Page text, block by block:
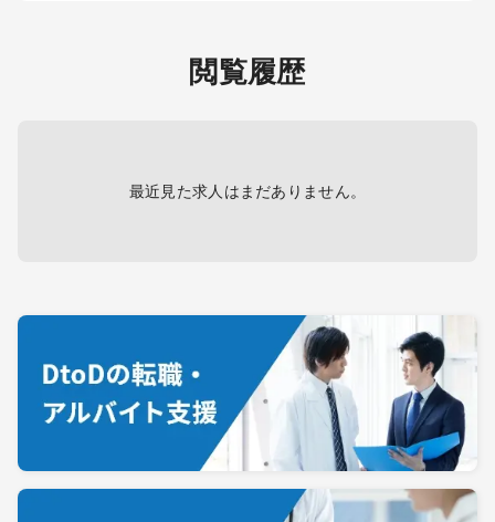
閲覧履歴
最近見た求人はまだありません。